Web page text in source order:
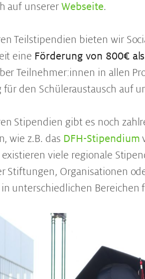
auf unsererWebseite.
Teilstipendien bieten wir
eine Förderung von 800€
Teilnehmer:innen in allen
für den Schüleraustausch auf
Stipendien gibt es noch
wie z.B. das DFH-Stipendium
existieren viele regionale
Stiftungen, Organisationen
unterschiedlichen Bereichen